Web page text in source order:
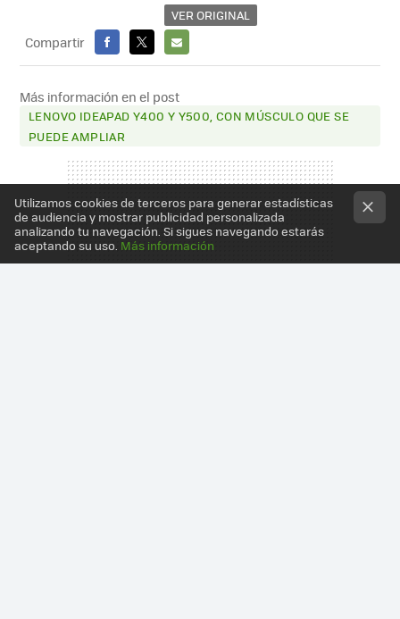
VER ORIGINAL
Compartir
FACEBOOK
X
E-
MAIL
Más información en el post
LENOVO IDEAPAD Y400 Y Y500, CON MÚSCULO QUE SE
PUEDE AMPLIAR
Utilizamos cookies de terceros para generar estadísticas
de audiencia y mostrar publicidad personalizada
analizando tu navegación. Si sigues navegando estarás
aceptando su uso. Más información